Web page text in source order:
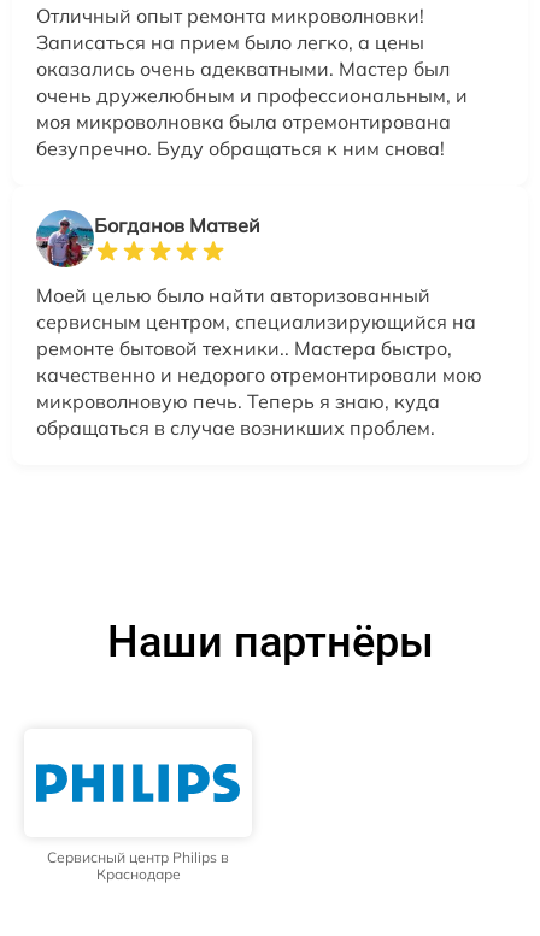
Отличный опыт ремонта микроволновки!
Записаться на прием было легко, а цены
оказались очень адекватными. Мастер был
очень дружелюбным и профессиональным, и
моя микроволновка была отремонтирована
безупречно. Буду обращаться к ним снова!
Богданов Матвей
Моей целью было найти авторизованный
сервисным центром, специализирующийся на
ремонте бытовой техники.. Мастера быстро,
качественно и недорого отремонтировали мою
микроволновую печь. Теперь я знаю, куда
обращаться в случае возникших проблем.
Наши партнёры
Сервисный центр Philips в
Краснодаре